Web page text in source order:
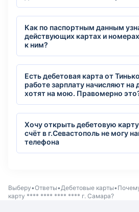
Как по паспортным данным
действующих картах и
к ним?
Есть дебетовая карта от
работе зарплату начисляют на
хотят на мою. Правомерно
Хочу открыть дебетовую
счёт в г.Севастополь не могу
телефона
Выберу Ответы Дебетовые карты
карту **** **** **** **** г. Самара?